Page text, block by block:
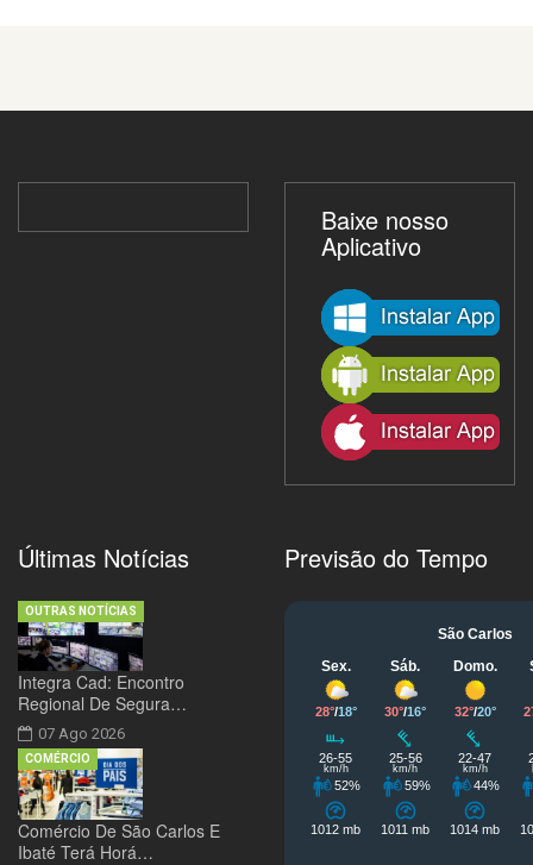
Baixe nosso
Aplicativo
Últimas Notícias
Integra Cad: Encontro
Regional De Segura…
07 Ago 2026
OUTRAS NOTÍCIAS
Comércio De São Carlos E
Ibaté Terá Horá…
COMÉRCIO
Previsão do Tempo